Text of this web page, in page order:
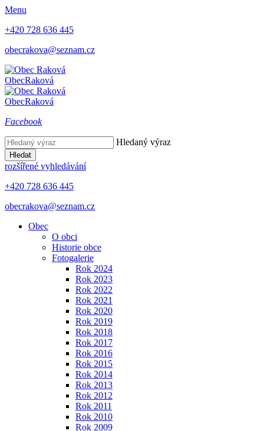
Menu
+420 728 636 445
obecrakova@seznam.cz
ObecRaková
ObecRaková
Facebook
Hledaný výraz
Hledat
rozšířené vyhledávání
+420 728 636 445
obecrakova@seznam.cz
Obec
O obci
Historie obce
Fotogalerie
Rok 2024
Rok 2023
Rok 2022
Rok 2021
Rok 2020
Rok 2019
Rok 2018
Rok 2017
Rok 2016
Rok 2015
Rok 2014
Rok 2013
Rok 2012
Rok 2011
Rok 2010
Rok 2009